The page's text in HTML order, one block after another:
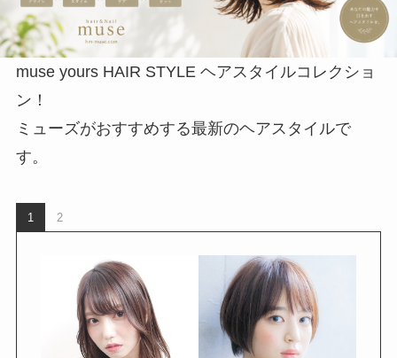
muse yours HAIR STYLE ヘアスタイルコレクショ
ン！
ミューズがおすすめする最新のヘアスタイルで
す。
1 2